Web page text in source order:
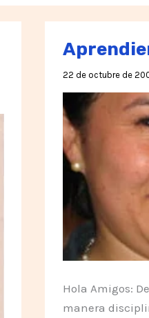
22 de octubre de
Hola Amigos:
manera